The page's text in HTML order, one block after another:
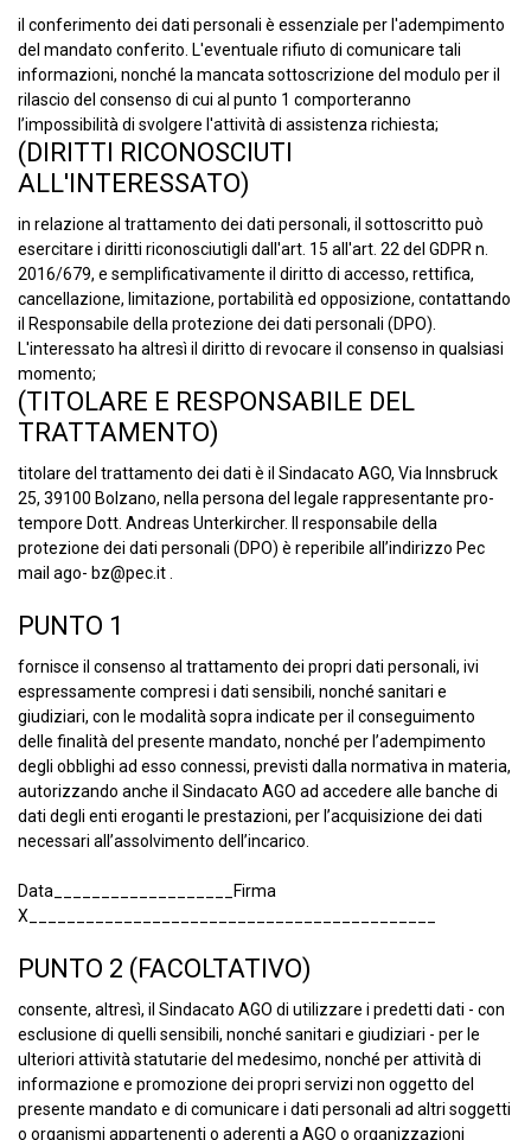
il conferimento dei dati personali è essenziale per l'adempimento
del mandato conferito. L'eventuale rifiuto di comunicare tali
informazioni, nonché la mancata sottoscrizione del modulo per il
rilascio del consenso di cui al punto 1 comporteranno
l’impossibilità di svolgere l'attività di assistenza richiesta;
(DIRITTI RICONOSCIUTI
ALL'INTERESSATO)
in relazione al trattamento dei dati personali, il sottoscritto può
esercitare i diritti riconosciutigli dall'art. 15 all'art. 22 del GDPR n.
2016/679, e semplificativamente il diritto di accesso, rettifica,
cancellazione, limitazione, portabilità ed opposizione, contattando
il Responsabile della protezione dei dati personali (DPO).
L'interessato ha altresì il diritto di revocare il consenso in qualsiasi
momento;
(TITOLARE E RESPONSABILE DEL
TRATTAMENTO)
titolare del trattamento dei dati è il Sindacato AGO, Via Innsbruck
25, 39100 Bolzano, nella persona del legale rappresentante pro-
tempore Dott. Andreas Unterkircher. Il responsabile della
protezione dei dati personali (DPO) è reperibile all’indirizzo Pec
mail ago- bz@pec.it .
PUNTO 1
fornisce il consenso al trattamento dei propri dati personali, ivi
espressamente compresi i dati sensibili, nonché sanitari e
giudiziari, con le modalità sopra indicate per il conseguimento
delle finalità del presente mandato, nonché per l’adempimento
degli obblighi ad esso connessi, previsti dalla normativa in materia,
autorizzando anche il Sindacato AGO ad accedere alle banche di
dati degli enti eroganti le prestazioni, per l’acquisizione dei dati
necessari all’assolvimento dell’incarico.
Data___________________Firma
X___________________________________________
PUNTO 2 (FACOLTATIVO)
consente, altresì, il Sindacato AGO di utilizzare i predetti dati - con
esclusione di quelli sensibili, nonché sanitari e giudiziari - per le
ulteriori attività statutarie del medesimo, nonché per attività di
informazione e promozione dei propri servizi non oggetto del
presente mandato e di comunicare i dati personali ad altri soggetti
o organismi appartenenti o aderenti a AGO o organizzazioni